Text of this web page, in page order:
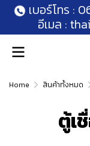
เบอร์โทร :
อีเมล :
Home สินค้าทั้งหมด
ตู้เ